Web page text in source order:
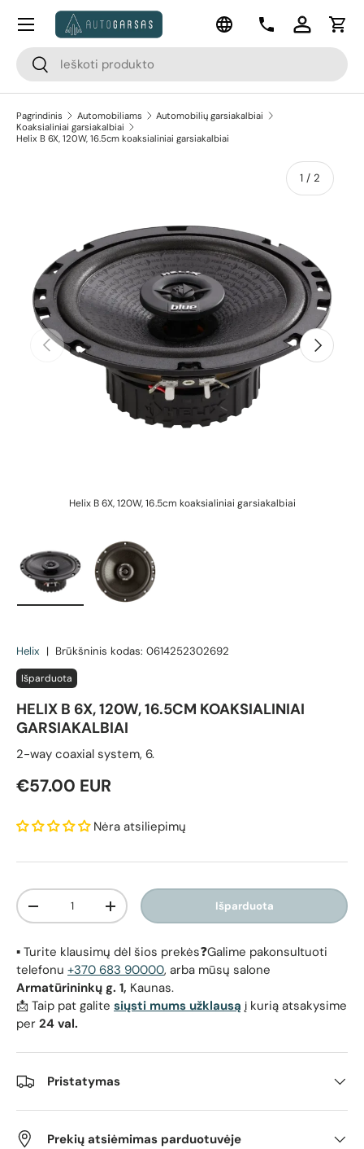
Pereiti prie turinio
Paieška
Paieška
Kalba
KontaktaiPrisijungti
Meniu
Pagrindinis Automobiliams
Automobilių garsiakalbiai
Koaksialiniai garsiakalbiai
Helix B 6X, 120W, 16.5cm koaksialiniai garsiakalbiai
Helix B 6X, 120W, 16.5cm koaksialiniai garsiakalbiai
Ankstesnis
1 / apie
2
Kitas
Helix | Brūkšninis kodas: 0614252302692
Išparduota
HELIX B 6X, 120W, 16.5CM KOAKSIALINIAI
GARSIAKALBIAI
2-way coaxial system, 6.
Reguliari kaina
€57.00 EUR
Nėra atsiliepimų
Kiekis
Sumažinti kiekįPadidinti kiekį Išparduota
▪️ Turite klausimų dėl šios prekės❓Galime pakonsultuoti
telefonu +370 683 90000, arba mūsų salone
Armatūrininkų g. 1, Kaunas.
📩 Taip pat galite siųsti mums užklausą į kurią atsakysime
per 24 val.
Pristatymas
Prekių atsiėmimas parduotuvėje